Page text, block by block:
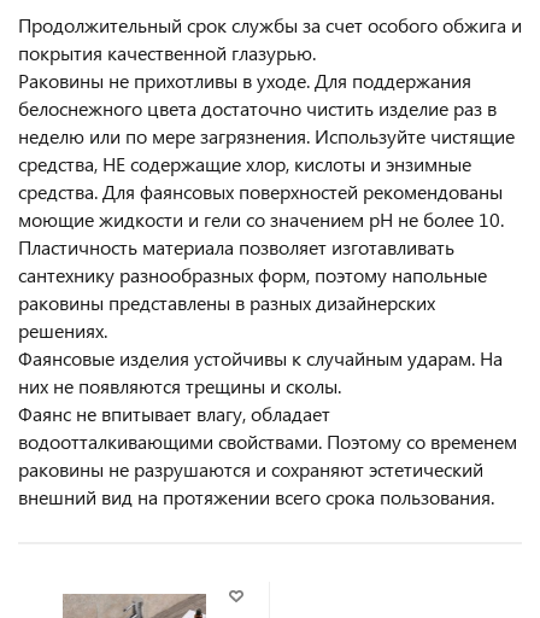
Продолжительный срок службы за счет особого обжига и
покрытия качественной глазурью.
Раковины не прихотливы в уходе. Для поддержания
белоснежного цвета достаточно чистить изделие раз в
неделю или по мере загрязнения. Используйте чистящие
средства, НЕ содержащие хлор, кислоты и энзимные
средства. Для фаянсовых поверхностей рекомендованы
моющие жидкости и гели со значением pH не более 10.
Пластичность материала позволяет изготавливать
сантехнику разнообразных форм, поэтому напольные
раковины представлены в разных дизайнерских
решениях.
Фаянсовые изделия устойчивы к случайным ударам. На
них не появляются трещины и сколы.
Фаянс не впитывает влагу, обладает
водоотталкивающими свойствами. Поэтому со временем
раковины не разрушаются и сохраняют эстетический
внешний вид на протяжении всего срока пользования.